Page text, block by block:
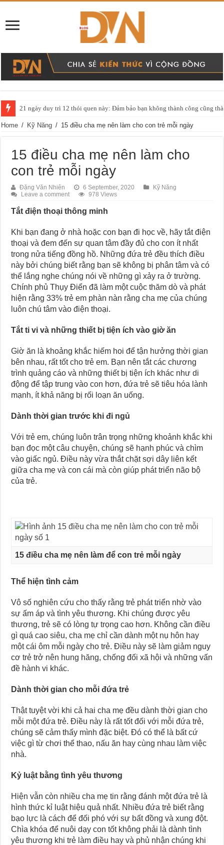
21 ngày duy trì 12 thói quen này: Đảm bảo bạn không thành công cũng
Home / Kỹ Năng / 15 điều cha mẹ nên làm cho con trẻ mỗi ngày
15 điều cha mẹ nên làm cho
con trẻ mỗi ngày
Đặng Văn Nhiên 6 September, 2020
Kỹ Năng
Leave a comment
978 Views
Tắt điện thoại thông minh
Khi bạn đang ở nhà hoặc con bạn đi học về, hãy tắt điện
thoại và đem đến sự quan tâm đầy đủ cho con ít nhất
trong nửa tiếng đồng hồ. Những đứa trẻ đều thích điều
này bởi chúng biết rằng bạn sẽ không bị phân tâm và có
thể lắng nghe chúng nói về những gì xảy ra ở trường.
Chính phủ Thụy Điển đã làm một cuộc thăm dò và phát
hiện rằng 33% trẻ em phàn nàn rằng cha mẹ của chúng
luôn chú tâm vào điện thoại.
Tắt ti vi và những thiết bị tiện ích vào giờ ăn
Giờ ăn là khoảng khắc hiếm hoi để tận hưởng thời gian
bên nhau, rất tốt cho trẻ em. Bạn nên tắt các chương
trình quảng cáo và những thiết bị tiện ích khác như di
động để tập trung vào con hơn, đứa trẻ sẽ tiêu hóa lành
mạnh, ít khả năng bị rối loạn ăn uống.
Dành thời gian trước khi đi ngủ
Với trẻ em, chúng luôn trân trọng những khoảnh khắc khi
bạn đọc một câu chuyện, chúng sẽ hạnh phúc và chìm
vào giấc ngủ. Điều này vừa thắt chặt sợi dây liên kết
giữa cha mẹ và con cái mà còn giúp phát triển não bộ
của trẻ.
15 điều cha mẹ nên làm để con trẻ mỗi ngày
Thể hiện tình cảm
Vô số nghiên cứu cho thấy rằng trẻ phát triển nhờ vào
sự ấm áp và tình yêu thương. Khi chúng được yêu
thương, trẻ sẽ có lòng tự trọng cao hơn. Không cần điều
gì quá cao siêu, cha mẹ chỉ cần dành một nụ hôn hay
một cái ôm mỗi ngày cho trẻ. Điều này sẽ làm giảm nguy
cơ trẻ trở nên hung hăng, chống đối xã hội và những vấn
đề hành vi khác.
Dành thời gian cho mỗi đứa trẻ
Thật tuyệt vời khi cả hai cha mẹ đều dành thời gian cho
mỗi một đứa trẻ. Điều này là rất tốt đối với mỗi đứa trẻ,
chúng sẽ cảm thấy mình đặc biệt. Đó có thể là bất cứ
việc gì từ chơi thể thao, nấu ăn hay cùng nhau làm việc
nhà.
Kỷ luật bằng tình yêu thương
Hiện vẫn còn nhiều cha mẹ tin rằng đánh một đứa trẻ là
hình thức kỉ luật hiệu quả nhất. Nhiều đứa trẻ biết rằng
bạo lực là cách để đối phó với sự bất đồng và xung đột.
Chìa khóa để nuôi dạy con tốt không phải là dành tình
yêu thương khi trẻ làm điều hay và phủ nhận chúng khi